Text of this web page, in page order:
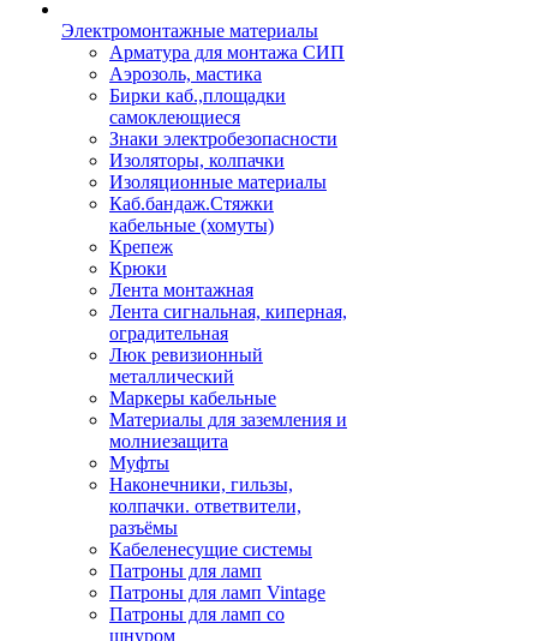
Электромонтажные материалы
Арматура для монтажа СИП
Аэрозоль, мастика
Бирки каб.,площадки
самоклеющиеся
Знаки электробезопасности
Изоляторы, колпачки
Изоляционные материалы
Каб.бандаж.Стяжки
кабельные (хомуты)
Крепеж
Крюки
Лента монтажная
Лента сигнальная, киперная,
оградительная
Люк ревизионный
металлический
Маркеры кабельные
Материалы для заземления и
молниезащита
Муфты
Наконечники, гильзы,
колпачки. ответвители,
разъёмы
Кабеленесущие системы
Патроны для ламп
Патроны для ламп Vintage
Патроны для ламп со
шнуром